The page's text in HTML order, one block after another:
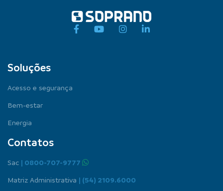
Soluções
Acesso e segurança
Bem-estar
Energia
Contatos
Sac | 0800-707-9777
Matriz Administrativa | (54) 2109.6000